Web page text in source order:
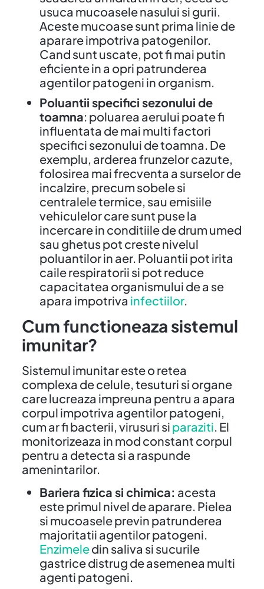
usuca mucoasele nasului si gurii.
Aceste mucoase sunt prima linie de
aparare impotriva patogenilor.
Cand sunt uscate, pot fi mai putin
eficiente in a opri patrunderea
agentilor patogeni in organism.
Poluantii specifici sezonului de
toamna: poluarea aerului poate fi
influentata de mai multi factori
specifici sezonului de toamna. De
exemplu, arderea frunzelor cazute,
folosirea mai frecventa a surselor de
incalzire, precum sobele si
centralele termice, sau emisiile
vehiculelor care sunt puse la
incercare in conditiile de drum umed
sau ghetus pot creste nivelul
poluantilor in aer. Poluantii pot irita
caile respiratorii si pot reduce
capacitatea organismului de a se
apara impotriva infectiilor.
Cum functioneaza sistemul
imunitar?
Sistemul imunitar este o retea
complexa de celule, tesuturi si organe
care lucreaza impreuna pentru a apara
corpul impotriva agentilor patogeni,
cum ar fi bacterii, virusuri si paraziti. El
monitorizeaza in mod constant corpul
pentru a detecta si a raspunde
amenintarilor.
Bariera fizica si chimica: acesta
este primul nivel de aparare. Pielea
si mucoasele previn patrunderea
majoritatii agentilor patogeni.
Enzimeledin saliva si sucurile
gastrice distrug de asemenea multi
agenti patogeni.